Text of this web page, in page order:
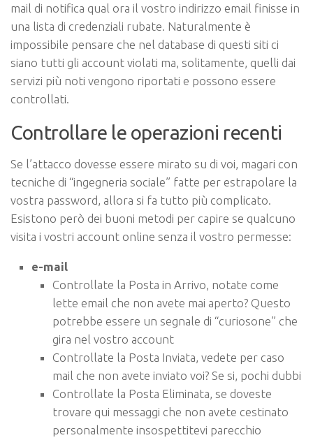
mail di notifica qual ora il vostro indirizzo email finisse in
una lista di credenziali rubate. Naturalmente è
impossibile pensare che nel database di questi siti ci
siano tutti gli account violati ma, solitamente, quelli dai
servizi più noti vengono riportati e possono essere
controllati.
Controllare le operazioni recenti
Se l’attacco dovesse essere mirato su di voi, magari con
tecniche di “ingegneria sociale” fatte per estrapolare la
vostra password, allora si fa tutto più complicato.
Esistono però dei buoni metodi per capire se qualcuno
visita i vostri account online senza il vostro permesse:
e-mail
Controllate la Posta in Arrivo, notate come
lette email che non avete mai aperto? Questo
potrebbe essere un segnale di “curiosone” che
gira nel vostro account
Controllate la Posta Inviata, vedete per caso
mail che non avete inviato voi? Se si, pochi dubbi
Controllate la Posta Eliminata, se doveste
trovare qui messaggi che non avete cestinato
personalmente insospettitevi parecchio